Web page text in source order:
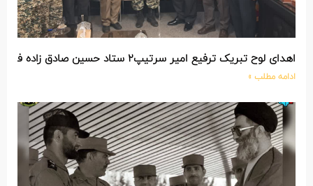
اهدای لوح تبریک ترفیع امیر سرتیپ۲ ستاد حسین صادق زاده فرمانده تیپ ۲۵ واکنش سریع شهید آبگون نزاجا مستقر در تبریز
ادامه مطلب »